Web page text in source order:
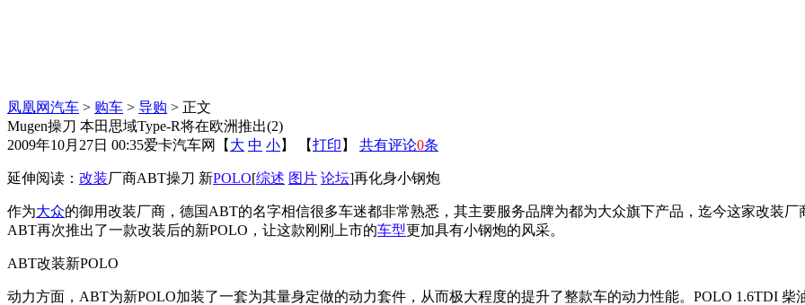
凤凰网汽车 > 购车 > 导购 > 正文
Mugen操刀 本田思域Type-R将在欧洲推出(2)
2009年10月27日 00:35爱卡汽车网 【 大 中 小】 【打印 】 共有评论0条
延伸阅读： 改装厂商ABT操刀 新POLO[综述 图片 论坛]再化身小钢炮
作为大众的御用改装厂商，德国ABT的名字相信很多车迷都非常熟悉，其主要服务品牌为都为大众旗下产品，迄今这家改装
ABT再次推出了一款改装后的新POLO，让这款刚刚上市的车型更加具有小钢炮的风采。
ABT改装新POLO
动力方面，ABT为新POLO加装了一套为其量身定做的动力套件，从而极大程度的提升了整款车的动力性能。POLO 1.6TDI 柴